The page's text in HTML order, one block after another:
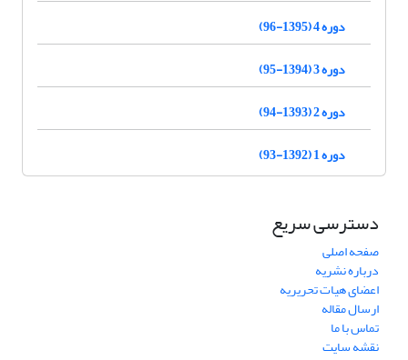
دوره 4 (1395-96)
دوره 3 (1394-95)
دوره 2 (1393-94)
دوره 1 (1392-93)
دسترسی سریع
صفحه اصلی
درباره نشریه
اعضای هیات تحریریه
ارسال مقاله
تماس با ما
نقشه سایت